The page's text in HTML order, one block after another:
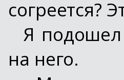
согреется?
Я
на него.